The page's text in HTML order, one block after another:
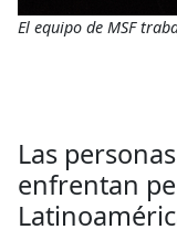
El equipo de MSF
Las
enfrentan